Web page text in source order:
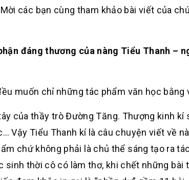
các bạn cùng tham khảo bài viết của
đáng thương của nàng Tiểu Thanh –
muốn chỉ những tác phẩm văn học bằng
của thầy trò Đường Tăng. Thượng kinh kí
Vậy Tiểu Thanh kí là câu chuyện viết về
chứ không phải là chủ thể sáng tạo ra
thời cô có làm thơ, khi chết những bài